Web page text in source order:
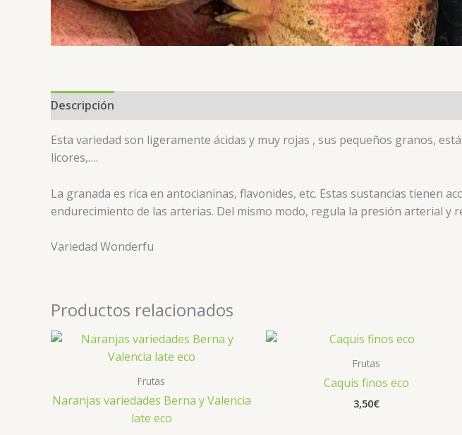
Descripción
Esta variedad son ligeramente ácidas y muy rojas , sus pequeños granos,
licores,….
La granada es rica en antocianinas, flavonides, etc. Estas sustancias tienen
endurecimiento de las arterias. Del mismo modo, regula la presión arterial y
Variedad Wonderfu
Productos relacionados
Frutas
Naranjas variedades Berna y Valencia
late eco
Frutas
Caquis finos eco
3,50€